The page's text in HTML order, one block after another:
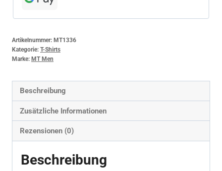
Artikelnummer: MT1336
Kategorie: T-Shirts
Marke: MT Men
Beschreibung
Zusätzliche Informationen
Rezensionen (0)
Beschreibung